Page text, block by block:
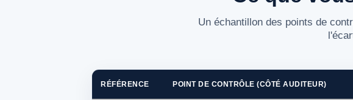
Un échantillon des points de
RÉFÉRENCE POINT DE CONTRÔLE (CÔTÉ AUDITEUR)